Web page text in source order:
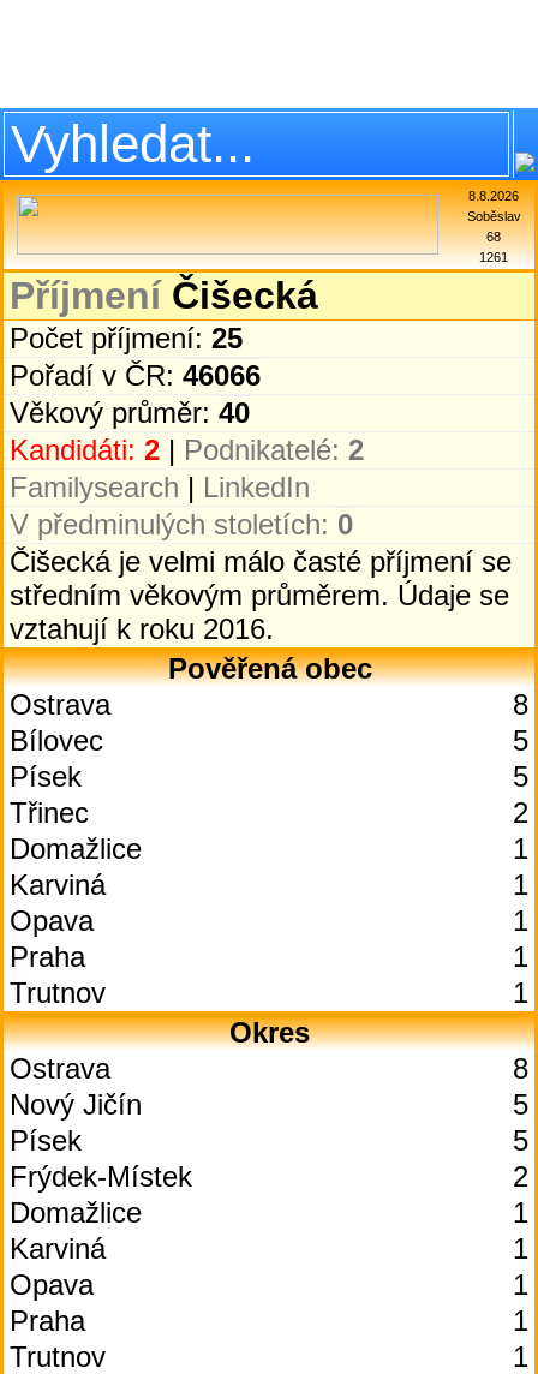
8.8.2026
Soběslav
68
1261
PříjmeníČišecká
Počet příjmení: 25
Pořadí v ČR: 46066
Věkový průměr: 40
Kandidáti: 2 | Podnikatelé: 2
Familysearch | LinkedIn
V předminulých stoletích: 0
Čišecká je velmi málo časté příjmení se
středním věkovým průměrem. Údaje se
vztahují k roku 2016.
Pověřená obec
Ostrava
8
Bílovec
5
Písek
5
Třinec
2
Domažlice
1
Karviná
1
Opava
1
Praha
1
Trutnov
1
Okres
Ostrava
8
Nový Jičín
5
Písek
5
Frýdek-Místek
2
Domažlice
1
Karviná
1
Opava
1
Praha
1
Trutnov
1